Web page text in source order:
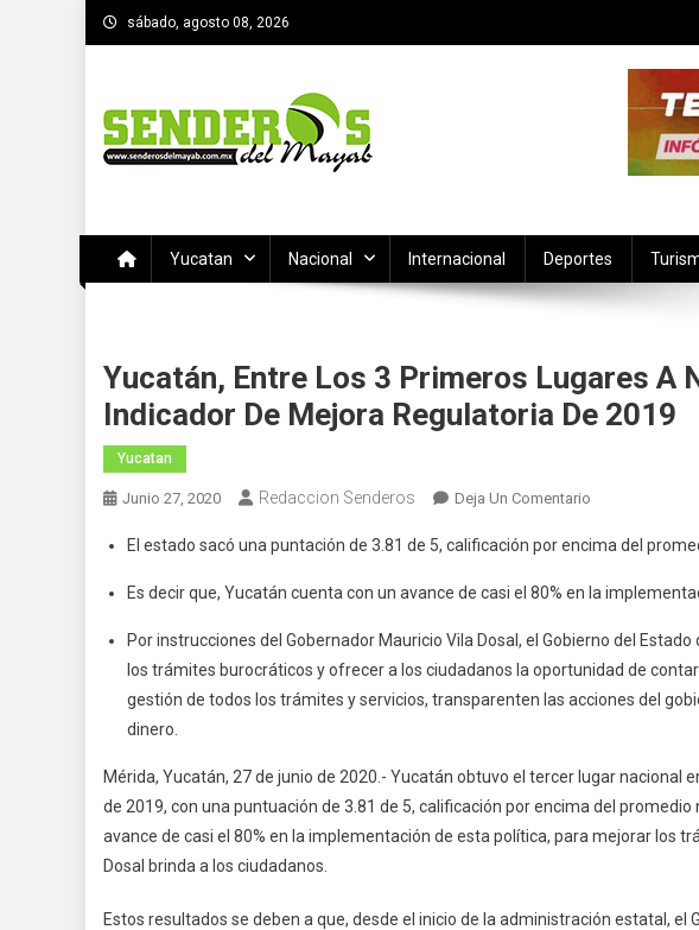
Saltar
al
sábado, agosto 08, 2026
Yucatan Nacional Internacional Deportes
Yucatán, Entre Los 3 Primeros Lugares A
Indicador De Mejora Regulatoria De 2019
Yucatan
Junio 27, 2020 Redaccion Senderos Deja Un Comentario
Entre
Primeros
Lugares
A
En
El
Indicador
El estado sacó una puntación de 3.81 de 5, calificación por encima del
Es decir que, Yucatán cuenta con un avance de casi el 80% en la
Por instrucciones del Gobernador Mauricio Vila Dosal, el Gobierno del
los trámites burocráticos y ofrecer a los ciudadanos la oportunidad de
gestión de todos los trámites y servicios, transparenten las acciones del
dinero.
Mérida, Yucatán, 27 de junio de 2020.- Yucatán obtuvo el tercer lugar nacional
de 2019, con una puntuación de 3.81 de 5, calificación por encima del
avance de casi el 80% en la implementación de esta política, para mejorar los
Dosal brinda a los ciudadanos.
Estos resultados se deben a que, desde el inicio de la administración estatal,